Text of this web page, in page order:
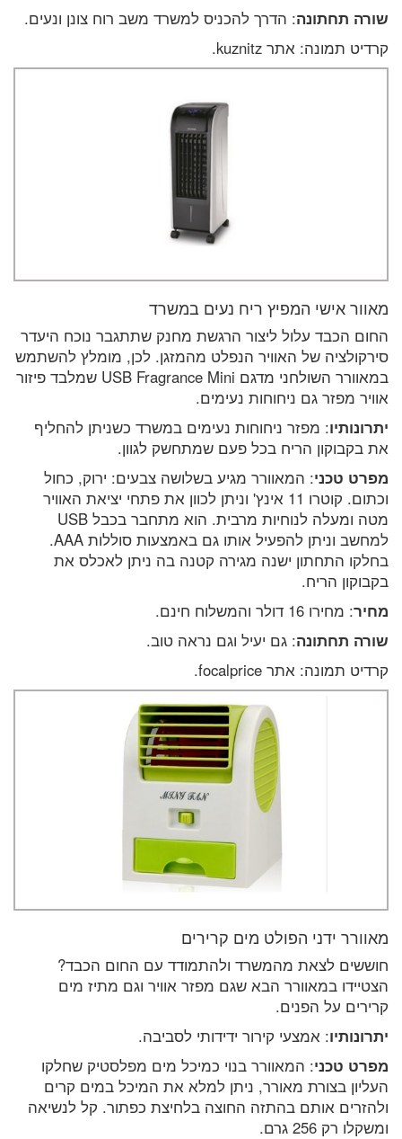
שורה תחתונה: הדרך להכניס למשרד משב רוח צונן ונעים.
קרדיט תמונה: אתר kuznitz.
מאוור אישי המפיץ ריח נעים במשרד
החום הכבד עלול ליצור הרגשת מחנק שתתגבר נוכח היעדר
סירקולציה של האוויר הנפלט מהמזגן. לכן, מומלץ להשתמש
במאוורר השולחני מדגם USB Fragrance Mini שמלבד פיזור
אוויר מפזר גם ניחוחות נעימים.
יתרונותיו: מפזר ניחוחות נעימים במשרד כשניתן להחליף
את בקבוקון הריח בכל פעם שמתחשק לגוון.
מפרט טכני: המאוורר מגיע בשלושה צבעים: ירוק, כחול
וכתום. קוטרו 11 אינץ' וניתן לכוון את פתחי יציאת האוויר
מטה ומעלה לנוחיות מרבית. הוא מתחבר בכבל USB
למחשב וניתן להפעיל אותו גם באמצעות סוללות AAA.
בחלקו התחתון ישנה מגירה קטנה בה ניתן לאכלס את
בקבוקון הריח.
מחיר: מחירו 16 דולר והמשלוח חינם.
שורה תחתונה: גם יעיל וגם נראה טוב.
קרדיט תמונה: אתר focalprice.
מאוורר ידני הפולט מים קרירים
חוששים לצאת מהמשרד ולהתמודד עם החום הכבד?
הצטיידו במאוורר הבא שגם מפזר אוויר וגם מתיז מים
קרירים על הפנים.
יתרונותיו: אמצעי קירור ידידותי לסביבה.
מפרט טכני: המאוורר בנוי כמיכל מים מפלסטיק שחלקו
העליון בצורת מאורר, ניתן למלא את המיכל במים קרים
ולהזרים אותם בהתזה החוצה בלחיצת כפתור. קל לנשיאה
ומשקלו רק 256 גרם.